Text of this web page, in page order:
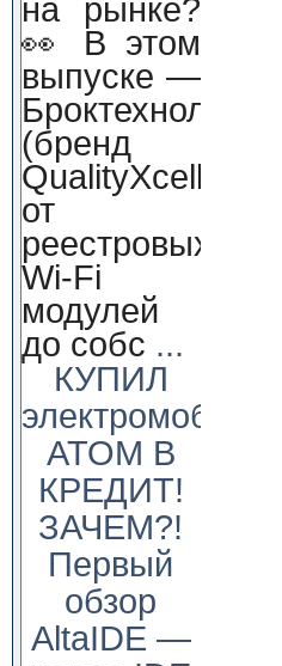
на рынке?
👀 В этом
выпуске —
Броктехнолоджи
(бренд
QualityXcellence):
от
реестровых
Wi-Fi
модулей
до собс ...
КУПИЛ
электромобиль
АТОМ В
КРЕДИТ!
ЗАЧЕМ?!
Первый
обзор
AltaIDE —